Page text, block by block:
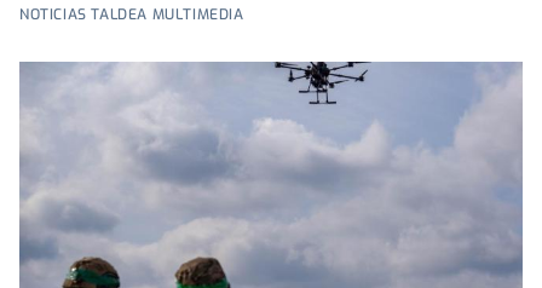
NOTICIAS TALDEA MULTIMEDIA